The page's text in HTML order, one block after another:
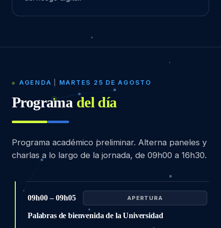
AGENDA MARTES 25 DE AGOSTO
Programa del día
Programa académico preliminar. Alterna paneles y
charlas a lo largo de la jornada, de 09h00 a 16h30.
09h00 – 09h05 APERTURA
Palabras de bienvenida de la Universidad